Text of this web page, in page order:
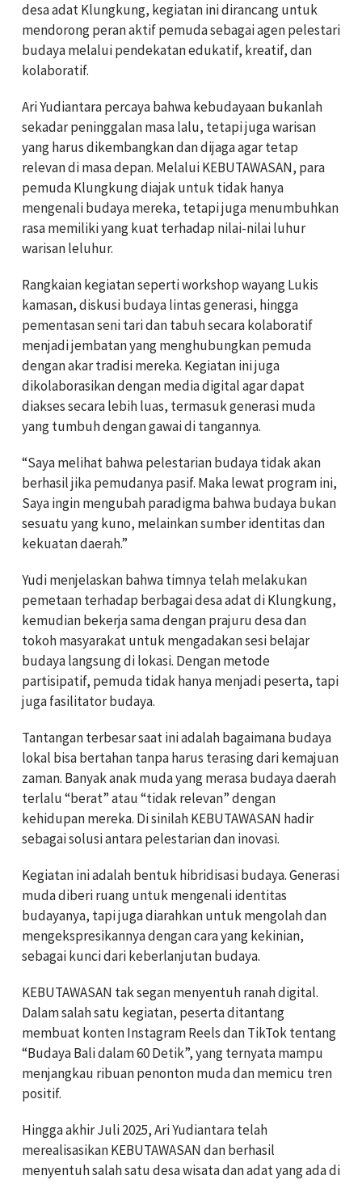
desa adat Klungkung, kegiatan ini dirancang untuk
mendorong peran aktif pemuda sebagai agen pelestari
budaya melalui pendekatan edukatif, kreatif, dan
kolaboratif.
Ari Yudiantara percaya bahwa kebudayaan bukanlah
sekadar peninggalan masa lalu, tetapi juga warisan
yang harus dikembangkan dan dijaga agar tetap
relevan di masa depan. Melalui KEBUTAWASAN, para
pemuda Klungkung diajak untuk tidak hanya
mengenali budaya mereka, tetapi juga menumbuhkan
rasa memiliki yang kuat terhadap nilai-nilai luhur
warisan leluhur.
Rangkaian kegiatan seperti workshop wayang Lukis
kamasan, diskusi budaya lintas generasi, hingga
pementasan seni tari dan tabuh secara kolaboratif
menjadi jembatan yang menghubungkan pemuda
dengan akar tradisi mereka. Kegiatan ini juga
dikolaborasikan dengan media digital agar dapat
diakses secara lebih luas, termasuk generasi muda
yang tumbuh dengan gawai di tangannya.
“Saya melihat bahwa pelestarian budaya tidak akan
berhasil jika pemudanya pasif. Maka lewat program ini,
Saya ingin mengubah paradigma bahwa budaya bukan
sesuatu yang kuno, melainkan sumber identitas dan
kekuatan daerah.”
Yudi menjelaskan bahwa timnya telah melakukan
pemetaan terhadap berbagai desa adat di Klungkung,
kemudian bekerja sama dengan prajuru desa dan
tokoh masyarakat untuk mengadakan sesi belajar
budaya langsung di lokasi. Dengan metode
partisipatif, pemuda tidak hanya menjadi peserta, tapi
juga fasilitator budaya.
Tantangan terbesar saat ini adalah bagaimana budaya
lokal bisa bertahan tanpa harus terasing dari kemajuan
zaman. Banyak anak muda yang merasa budaya daerah
terlalu “berat” atau “tidak relevan” dengan
kehidupan mereka. Di sinilah KEBUTAWASAN hadir
sebagai solusi antara pelestarian dan inovasi.
Kegiatan ini adalah bentuk hibridisasi budaya. Generasi
muda diberi ruang untuk mengenali identitas
budayanya, tapi juga diarahkan untuk mengolah dan
mengekspresikannya dengan cara yang kekinian,
sebagai kunci dari keberlanjutan budaya.
KEBUTAWASAN tak segan menyentuh ranah digital.
Dalam salah satu kegiatan, peserta ditantang
membuat konten Instagram Reels dan TikTok tentang
“Budaya Bali dalam 60 Detik”, yang ternyata mampu
menjangkau ribuan penonton muda dan memicu tren
positif.
Hingga akhir Juli 2025, Ari Yudiantara telah
merealisasikan KEBUTAWASAN dan berhasil
menyentuh salah satu desa wisata dan adat yang ada di